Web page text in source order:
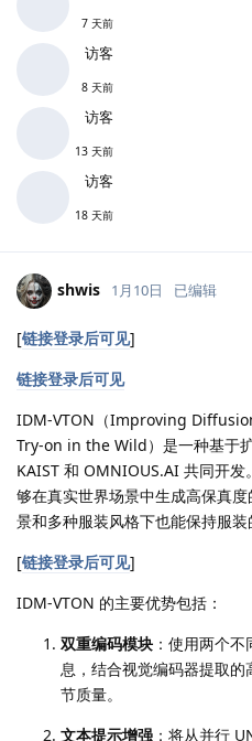
7 天前
访客
8 天前
访客
13 天前
访客
18 天前
shwis 1月10日 已编辑
[链接登录后可见]
链接登录后可见
IDM-VTON（Improving
Try-on in the Wild）是一种基于
KAIST 和 OMNIOUS.AI 共同开
够在真实世界场景中生成高保真
景和多种服装风格下也能保持服装
[链接登录后可见]
IDM-VTON 的主要优势包括：
双重编码模块 ：使用两个
息，结合视觉编码器提取
节质量。
文本提示增强 ：将从并行